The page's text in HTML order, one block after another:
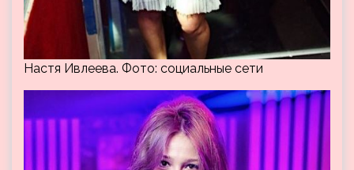
Настя Ивлеева. Фото: социальные сети